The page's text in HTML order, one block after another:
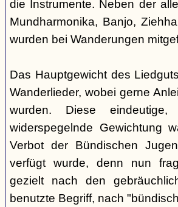
die Instrumente. Neben der
Mundharmonika, Banjo,
wurden bei Wanderungen
Das Hauptgewicht des
Wanderlieder, wobei gerne
wurden. Diese
widerspegelnde Gewichtung
Verbot der Bündischen
verfügt wurde, denn nun
gezielt nach den
benutzte Begriff, nach